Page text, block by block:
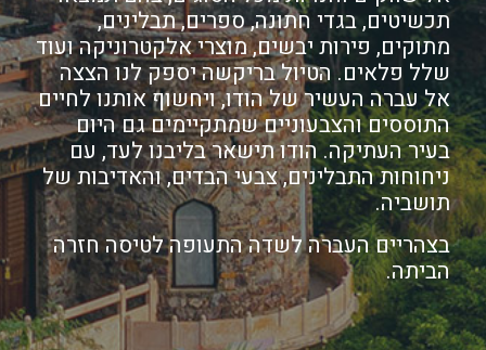
תכשיטים, בגדי חתונה, ספרים, תבלינים,
מתוקים, פירות יבשים, מוצרי אלקטרוניקה ועוד
שלל פלאים. הטיול בריקשה יספק לנו הצצה
אל עברה העשיר של הודו, ויחשוף אותנו לחיים
התוססים והצבעוניים שמתקיימים גם היום
בעיר העתיקה. הודו תישאר בליבנו לעד, עם
ניחוחות התבלינים, צבעי הבדים, והאדיבות של
תושביה.
בצהריים העברה לשדה התעופה לטיסה חזרה
הביתה.